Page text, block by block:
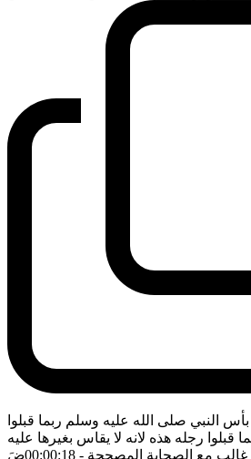
النبي صلى الله عليه وسلم ربما قبلوا
قبلوا رجله هذه لانه لا يقاس بغيرها عليه
غالب مع الصحابة المصححة - 00:00:18 ضَ